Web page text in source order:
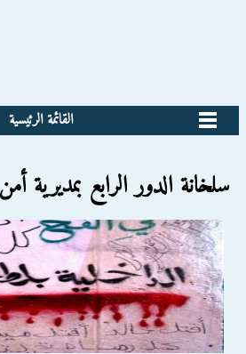
القائمة الرئيسية
سلخانة الدور الرابع بمديرية